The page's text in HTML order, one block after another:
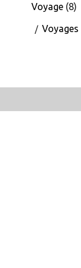
Voyage(8)
Voyages